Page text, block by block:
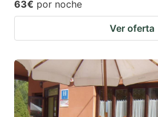
63€ por noche
Ver oferta